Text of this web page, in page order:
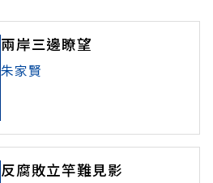
兩岸三邊瞭望
朱家賢
反腐敗立竿難見影